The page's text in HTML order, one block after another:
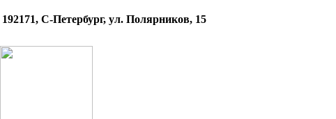
192171, С-Петербург, ул. Полярников, 15